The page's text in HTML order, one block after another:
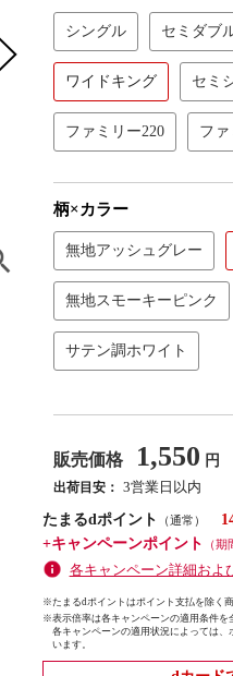
シングル セミダブ
ワイドキング セミ
ファミリー220 ファ
柄×カラー
無地アッシュグレー
無地スモーキーピンク
サテン調ホワイト
販売価格 1,550 円
出荷目安： 3営業日以内
たまるdポイント
（通常）
+キャンペーンポイント
（
各キャンペーン詳細およ
※たまるdポイントはポイント支払を除く
※表示倍率は各キャンペーンの適用条件を
各キャンペーンの適用状況によっては
います。